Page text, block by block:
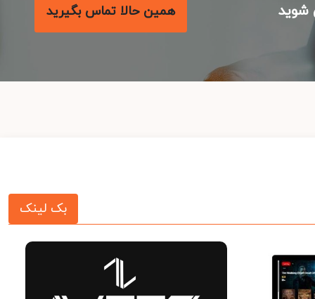
همین حالا تماس بگیرید
بک لینک